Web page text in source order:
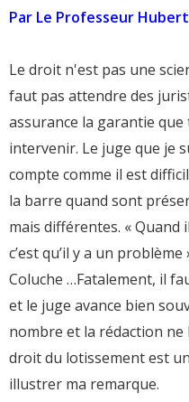
Par Le Professeur Hubert
Le droit n'est pas une
faut pas attendre des
assurance la garantie
intervenir. Le juge que je
compte comme il est
la barre quand sont
mais différentes. « Quand
c’est qu’il y a un
Coluche …Fatalement, il
et le juge avance bien
nombre et la rédaction ne
droit du lotissement est
illustrer ma remarque.